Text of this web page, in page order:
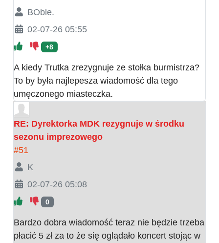
BOble.
02-07-26 05:55
+8
A kiedy Trutka zrezygnuje ze stołka burmistrza?
To by była najlepesza wiadomość dla tego
umęczonego miasteczka.
RE: Dyrektorka MDK rezygnuje w środku
sezonu imprezowego
#51
K
02-07-26 05:08
0
Bardzo dobra wiadomość teraz nie będzie trzeba
płacić 5 zł za to że się oglądało koncert stojąc w